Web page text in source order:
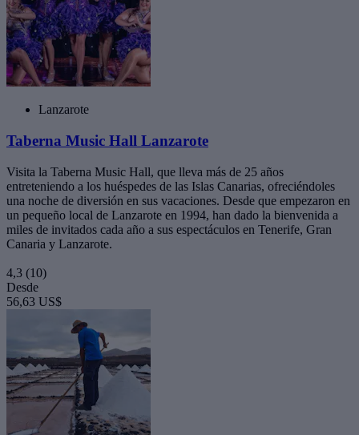
Lanzarote
Taberna Music Hall Lanzarote
Visita la Taberna Music Hall, que lleva más de 25 años
entreteniendo a los huéspedes de las Islas Canarias, ofreciéndoles
una noche de diversión en sus vacaciones. Desde que empezaron en
un pequeño local de Lanzarote en 1994, han dado la bienvenida a
miles de invitados cada año a sus espectáculos en Tenerife, Gran
Canaria y Lanzarote.
4,3 (10)
Desde
56,63 US$